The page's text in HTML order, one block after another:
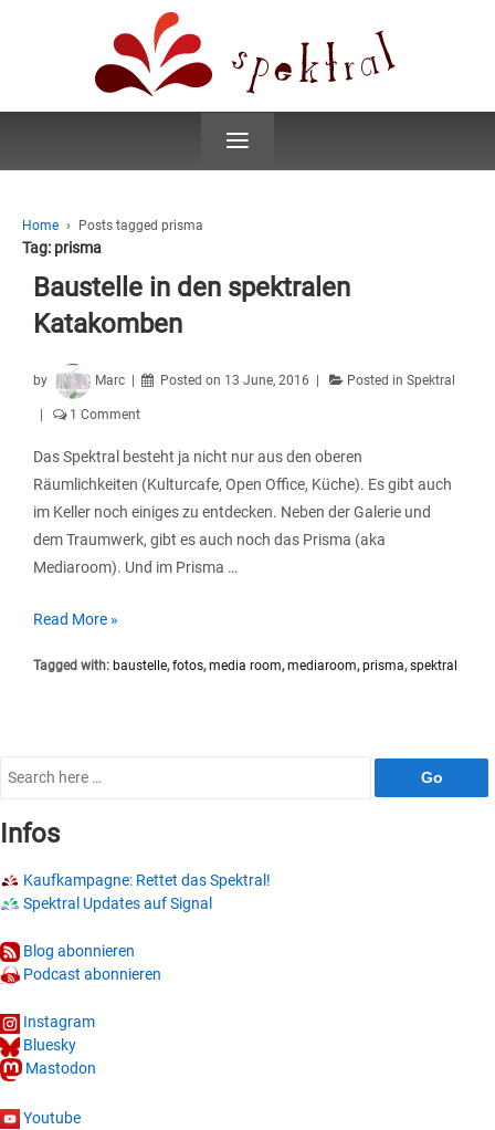
≡
Home › Posts tagged prisma
Tag: prisma
Baustelle in den spektralen
Katakomben
by Marc Posted on 13 June, 2016 Posted in Spektral
1 Comment
Das Spektral besteht ja nicht nur aus den oberen
Räumlichkeiten (Kulturcafe, Open Office, Küche). Es gibt auch
im Keller noch einiges zu entdecken. Neben der Galerie und
dem Traumwerk, gibt es auch noch das Prisma (aka
Mediaroom). Und im Prisma …
Baustelle
den
Read More »
Tagged with: baustelle,fotos,media room,mediaroom,prisma,spektral
Search
Infos
Kaufkampagne: Rettet das Spektral!
Spektral Updates auf Signal
Blog abonnieren
Podcast abonnieren
Instagram
Bluesky
Mastodon
Youtube